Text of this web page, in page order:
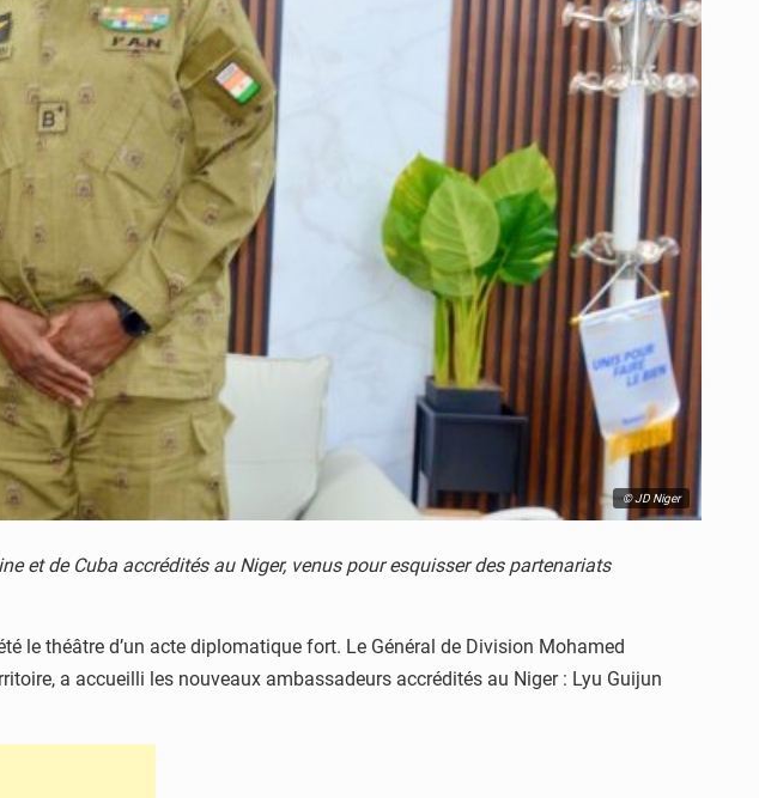
© JD Niger
et de Cuba accrédités au Niger, venus pour esquisser des partenariats
le théâtre d’un acte diplomatique fort. Le Général de Division Mohamed
a accueilli les nouveaux ambassadeurs accrédités au Niger : Lyu Guijun